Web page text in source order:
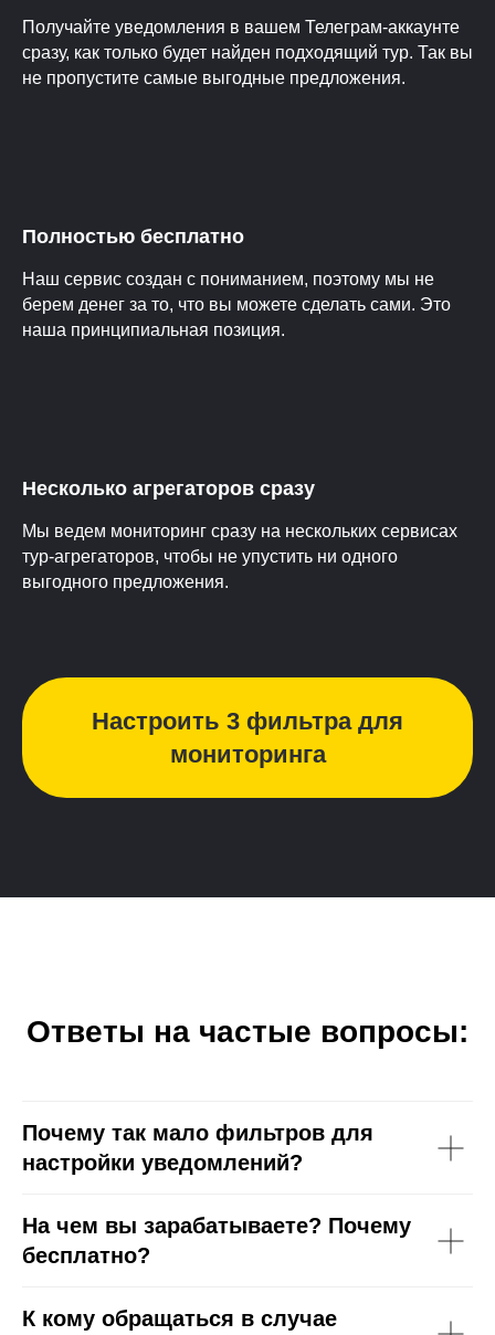
Получайте уведомления в вашем Телеграм-аккаунте
сразу, как только будет найден подходящий тур. Так вы
не пропустите самые выгодные предложения.
Полностью бесплатно
Наш сервис создан с пониманием, поэтому мы не
берем денег за то, что вы можете сделать сами. Это
наша принципиальная позиция.
Несколько агрегаторов сразу
Мы ведем мониторинг сразу на нескольких сервисах
тур-агрегаторов, чтобы не упустить ни одного
выгодного предложения.
Настроить 3 фильтра для
мониторинга
Ответы на частые вопросы:
Почему так мало фильтров для
настройки уведомлений?
На чем вы зарабатываете? Почему
бесплатно?
К кому обращаться в случае